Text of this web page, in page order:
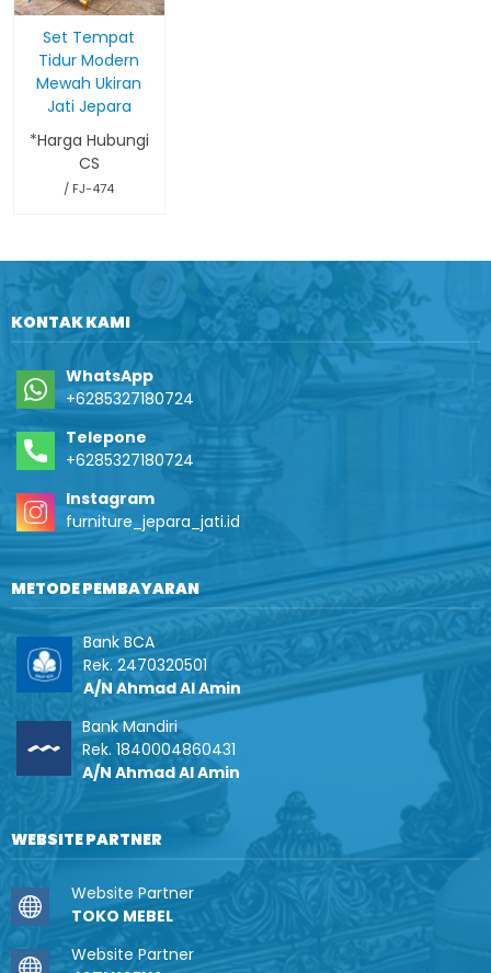
Set Tempat
Tidur Modern
Mewah Ukiran
Jati Jepara
*Harga Hubungi
CS
/ FJ-474
KONTAK KAMI
WhatsApp
+6285327180724
Telepone
+6285327180724
Instagram
furniture_jepara_jati.id
METODE PEMBAYARAN
Bank BCA
Rek. 2470320501
A/N Ahmad Al Amin
Bank Mandiri
Rek. 1840004860431
A/N Ahmad Al Amin
WEBSITE PARTNER
Website Partner
TOKO MEBEL
Website Partner